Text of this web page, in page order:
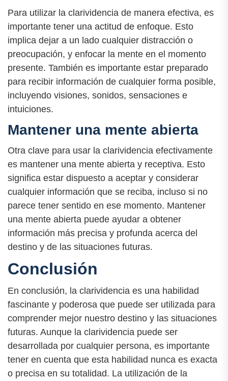
Para utilizar la clarividencia de manera efectiva, es
importante tener una actitud de enfoque. Esto
implica dejar a un lado cualquier distracción o
preocupación, y enfocar la mente en el momento
presente. También es importante estar preparado
para recibir información de cualquier forma posible,
incluyendo visiones, sonidos, sensaciones e
intuiciones.
Mantener una mente abierta
Otra clave para usar la clarividencia efectivamente
es mantener una mente abierta y receptiva. Esto
significa estar dispuesto a aceptar y considerar
cualquier información que se reciba, incluso si no
parece tener sentido en ese momento. Mantener
una mente abierta puede ayudar a obtener
información más precisa y profunda acerca del
destino y de las situaciones futuras.
Conclusión
En conclusión, la clarividencia es una habilidad
fascinante y poderosa que puede ser utilizada para
comprender mejor nuestro destino y las situaciones
futuras. Aunque la clarividencia puede ser
desarrollada por cualquier persona, es importante
tener en cuenta que esta habilidad nunca es exacta
o precisa en su totalidad. La utilización de la